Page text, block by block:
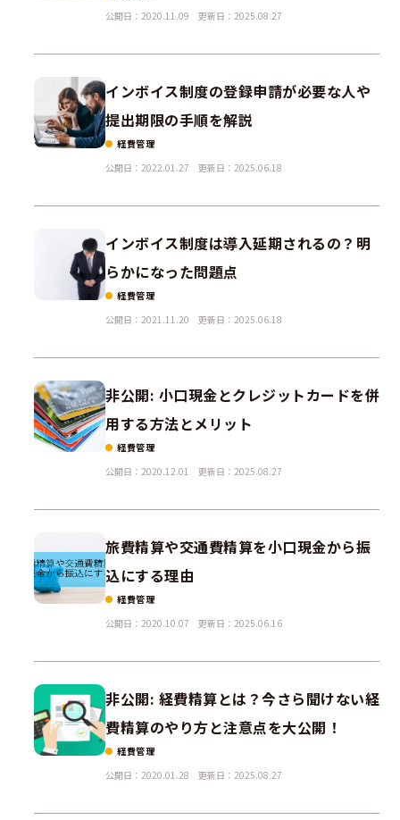
公開日：2020.11.09
更新日：2025.08.27
インボイス制度の登録申請が必要な人や
提出期限の手順を解説
経費管理
公開日：2022.01.27
更新日：2025.06.18
インボイス制度は導入延期されるの？明
らかになった問題点
経費管理
公開日：2021.11.20
更新日：2025.06.18
非公開: 小口現金とクレジットカードを併
用する方法とメリット
経費管理
公開日：2020.12.01
更新日：2025.08.27
旅費精算や交通費精算を小口現金から振
込にする理由
経費管理
公開日：2020.10.07
更新日：2025.06.16
非公開: 経費精算とは？今さら聞けない経
費精算のやり方と注意点を大公開！
経費管理
公開日：2020.01.28
更新日：2025.08.27